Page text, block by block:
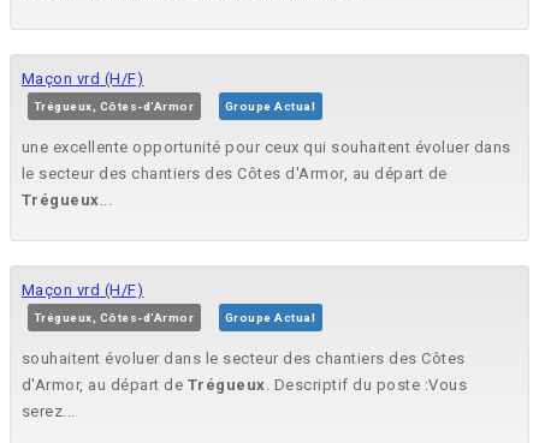
Maçon vrd (H/F)
Trégueux, Côtes-d'Armor Groupe Actual
une excellente opportunité pour ceux qui souhaitent évoluer dans
le secteur des chantiers des Côtes d'Armor, au départ de
Trégueux...
Maçon vrd (H/F)
Trégueux, Côtes-d'Armor Groupe Actual
souhaitent évoluer dans le secteur des chantiers des Côtes
d'Armor, au départ de Trégueux. Descriptif du poste :Vous
serez...